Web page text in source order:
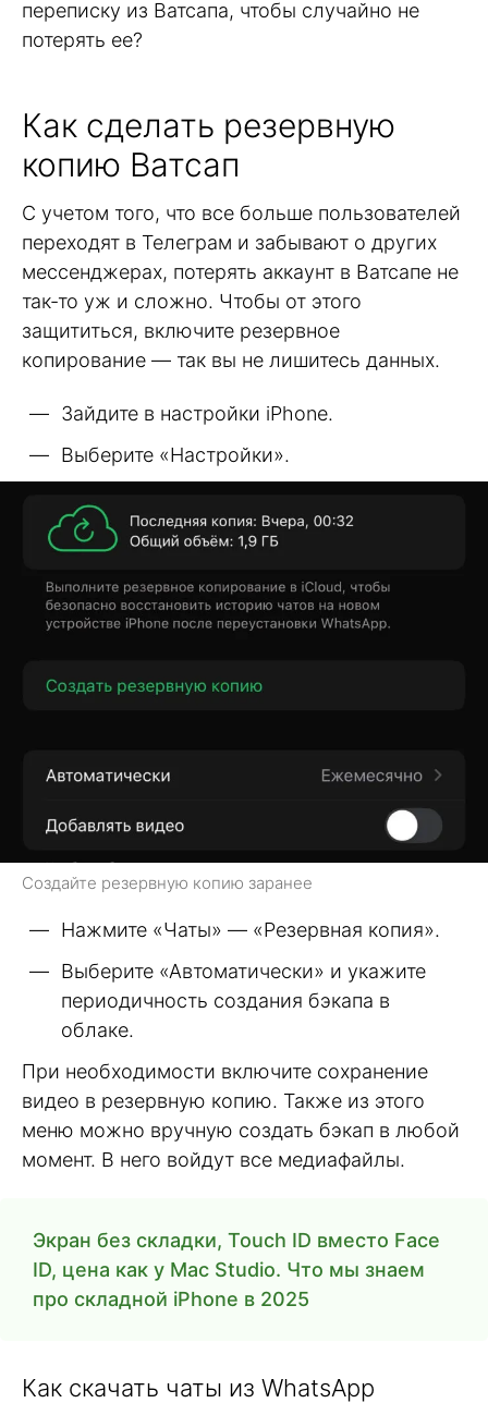
переписку из Ватсапа, чтобы случайно не
потерять ее?
Как сделать резервную
копию Ватсап
С учетом того, что все больше пользователей
переходят в Телеграм и забывают о других
мессенджерах, потерять аккаунт в Ватсапе не
так-то уж и сложно. Чтобы от этого
защититься, включите резервное
копирование — так вы не лишитесь данных.
Зайдите в настройки iPhone.
Выберите «Настройки».
Создайте резервную копию заранее
Нажмите «Чаты» — «Резервная копия».
Выберите «Автоматически» и укажите
периодичность создания бэкапа в
облаке.
При необходимости включите сохранение
видео в резервную копию. Также из этого
меню можно вручную создать бэкап в любой
момент. В него войдут все медиафайлы.
Экран без складки, Touch ID вместо Face
ID, цена как у Mac Studio. Что мы знаем
про складной iPhone в 2025
Как скачать чаты из WhatsApp